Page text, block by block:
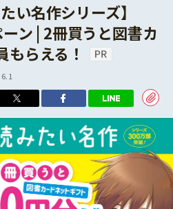
3歳
年長
小学2年生
小学4年生
小学6年生
い名作シリーズ】
ン | 2冊買うと図書カ
らえる！